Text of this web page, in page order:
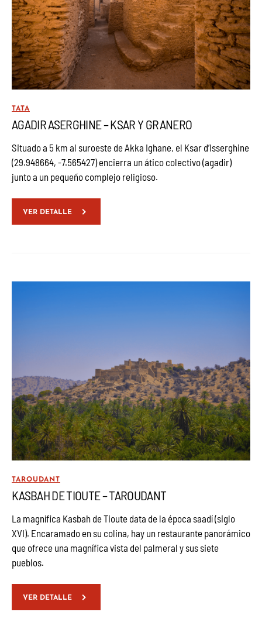
TATA
AGADIR ASERGHINE – KSAR Y GRANERO
Situado a 5 km al suroeste de Akka Ighane, el Ksar d’Isserghine
(29.948664, -7.565427) encierra un ático colectivo (agadir)
junto a un pequeño complejo religioso.
VER DETALLE
TAROUDANT
KASBAH DE TIOUTE – TAROUDANT
La magnífica Kasbah de Tioute data de la época saadí (siglo
XVI). Encaramado en su colina, hay un restaurante panorámico
que ofrece una magnífica vista del palmeral y sus siete
pueblos.
VER DETALLE